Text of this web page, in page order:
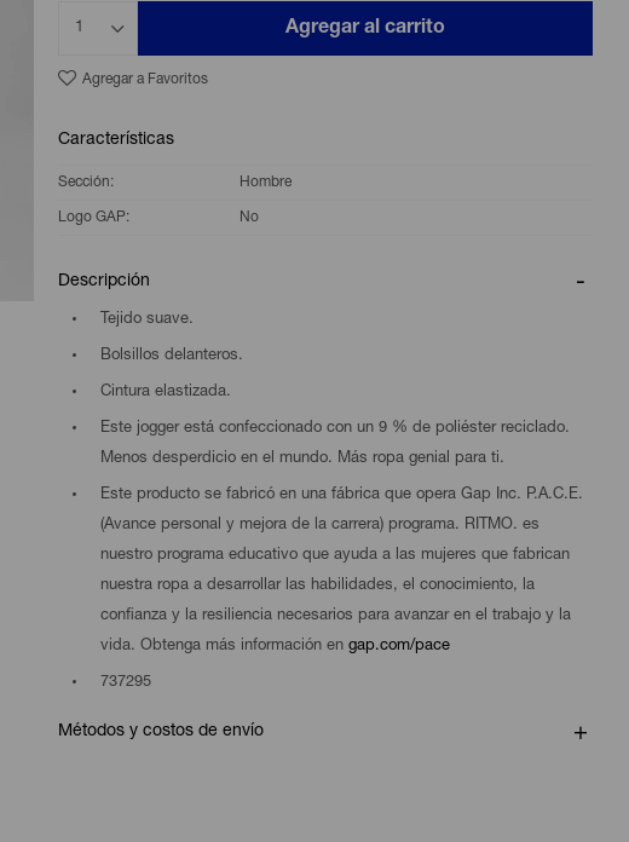
1 Agregar al carrito
Características
Sección Hombre
Logo GAP No
Descripción
Tejido suave.
Bolsillos delanteros.
Cintura elastizada.
Este jogger está confeccionado con un 9 % de poliéster reciclado.
Menos desperdicio en el mundo. Más ropa genial para ti.
Este producto se fabricó en una fábrica que opera Gap Inc. P.A.C.E.
(Avance personal y mejora de la carrera) programa. RITMO. es
nuestro programa educativo que ayuda a las mujeres que fabrican
nuestra ropa a desarrollar las habilidades, el conocimiento, la
confianza y la resiliencia necesarios para avanzar en el trabajo y la
vida. Obtenga más información en gap.com/pace
737295
Métodos y costos de envío